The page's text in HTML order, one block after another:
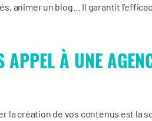
animer un blog… Il garantit
APPEL À UNE
la création de vos contenus est la